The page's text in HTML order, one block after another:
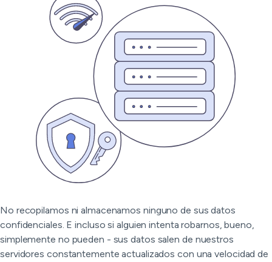
No recopilamos ni almacenamos ninguno de sus datos
confidenciales. E incluso si alguien intenta robarnos, bueno,
simplemente no pueden - sus datos salen de nuestros
servidores constantemente actualizados con una velocidad de